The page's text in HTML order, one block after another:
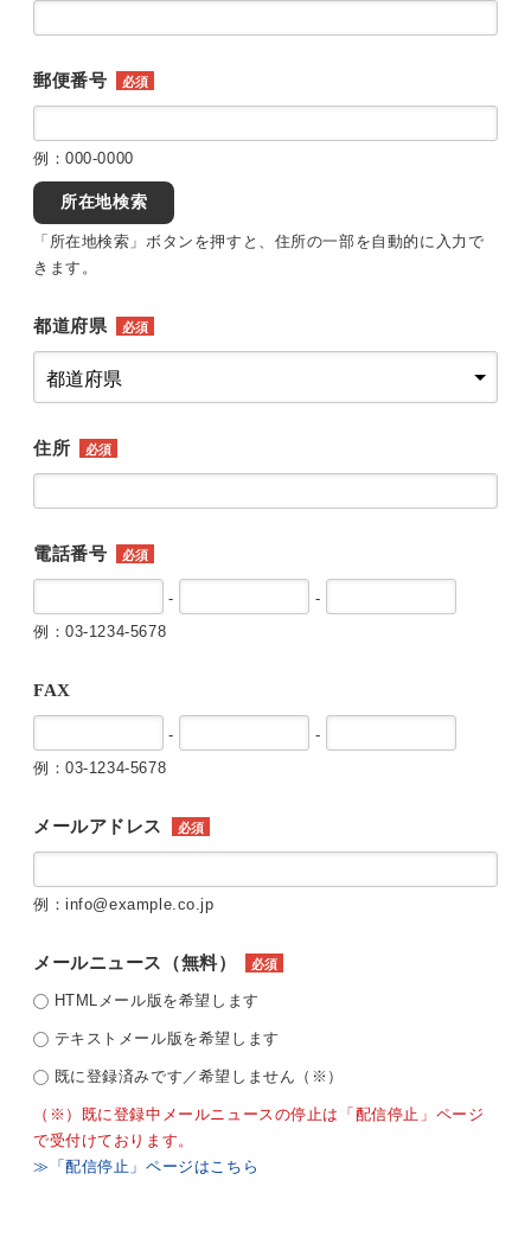
郵便番号 必須
例：000-0000
所在地検索
「所在地検索」ボタンを押すと、住所の一部を自動的に入力で
きます。
都道府県 必須
住所 必須
電話番号 必須
-
-
例：03-1234-5678
FAX
-
-
例：03-1234-5678
メールアドレス 必須
例：info@example.co.jp
メールニュース（無料） 必須
HTMLメール版を希望します
テキストメール版を希望します
既に登録済みです／希望しません（※）
（※）既に登録中メールニュースの停止は「配信停止」ページ
で受付けております。
≫「配信停止」ページはこちら